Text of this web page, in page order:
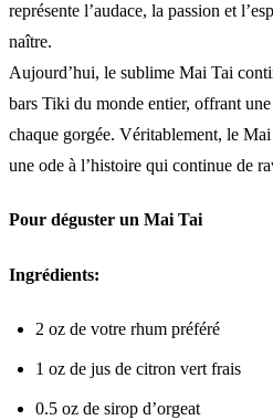
représente l’audace, la passion et
naître.
Aujourd’hui, le sublime Mai Tai
bars Tiki du monde entier, offrant
chaque gorgée. Véritablement, le
une ode à l’histoire qui continue de
Pour déguster un Mai Tai
Ingrédients:
2 oz de votre rhum préféré
1 oz de jus de citron vert frais
0.5 oz de sirop d’orgeat